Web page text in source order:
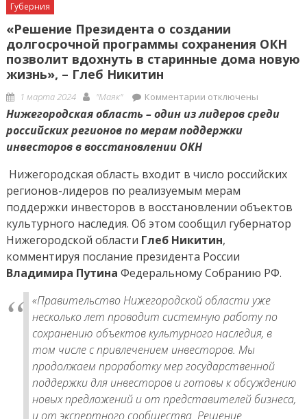
Губерния
«Решение Президента о создании
долгосрочной программы сохранения ОКН
позволит вдохнуть в старинные дома новую
жизнь», – Глеб Никитин
Posted
on
1 марта 2024 Author
"Маяк" Комментариик
записи
«Решение
создании
долгосрочной
программы
сохранения
ОКН
позволит
вдохнуть
старинные
дома
новую
жизнь»,
–
Глеб
Никитин
отключены
Нижегородская область – один из лидеров среди
российских регионов по мерам поддержки
инвесторов в восстановлении ОКН
Нижегородская область входит в число российских
регионов-лидеров по реализуемым мерам
поддержки инвесторов в восстановлении объектов
культурного наследия. Об этом сообщил губернатор
Нижегородской области Глеб Никитин,
комментируя послание президента России
Владимира Путина Федеральному Собранию РФ.
«Правительство Нижегородской области уже
несколько лет проводит системную работу по
сохранению объектов культурного наследия, в
том числе с привлечением инвесторов. Мы
продолжаем проработку мер государственной
поддержки для инвесторов и готовы к обсуждению
новых предложений и от представителей бизнеса,
и от экспертного сообщества. Решение